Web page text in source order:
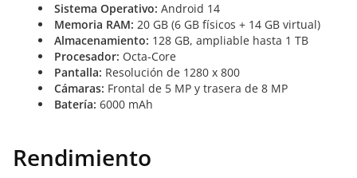
Sistema Operativo: Android 14
Memoria RAM: 20 GB (6 GB físicos + 14 GB virtual)
Almacenamiento: 128 GB, ampliable hasta 1 TB
Procesador: Octa-Core
Pantalla: Resolución de 1280 x 800
Cámaras: Frontal de 5 MP y trasera de 8 MP
Batería: 6000 mAh
Rendimiento